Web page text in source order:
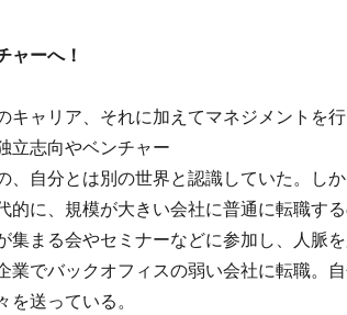
ャーへ！
キャリア、それに加えてマネジメントを
立志向やベンチャー
、自分とは別の世界と認識していた。し
的に、規模が大きい会社に普通に転職す
集まる会やセミナーなどに参加し、人脈
業でバックオフィスの弱い会社に転職。
を送っている。